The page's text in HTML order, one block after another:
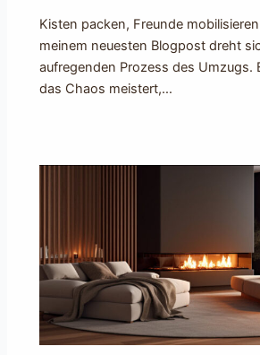
Kisten packen, Freunde
meinem neuesten Blogpost dreht
aufregenden Prozess des Umzugs.
das Chaos meistert,…